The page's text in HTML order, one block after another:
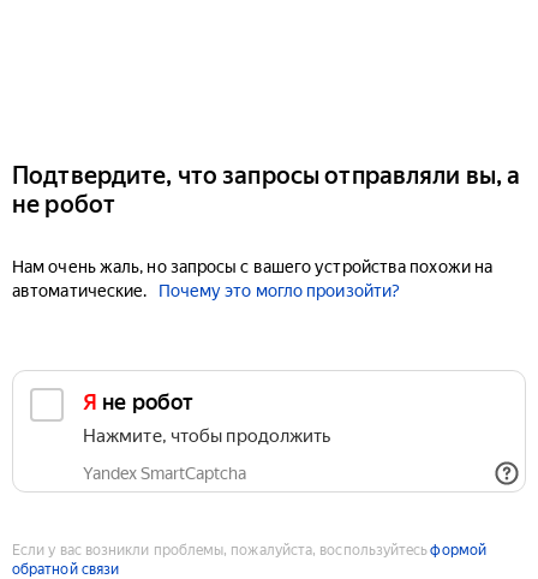
Подтвердите, что запросы отправляли вы, а
не робот
Нам очень жаль, но запросы с вашего устройства похожи на
автоматические.
Почему это могло произойти?
Я не робот
Нажмите, чтобы продолжить
Yandex SmartCaptcha
Если у вас возникли проблемы, пожалуйста, воспользуйтесьформой
обратной связи